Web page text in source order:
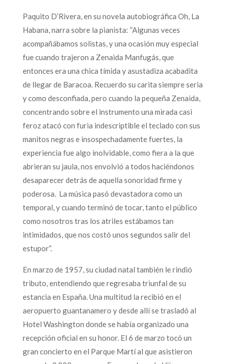
Paquito D’Rivera, en su novela autobiográfica Oh, La
Habana, narra sobre la pianista: “Algunas veces
acompañábamos solistas, y una ocasión muy especial
fue cuando trajeron a Zenaida Manfugás, que
entonces era una chica tímida y asustadiza acabadita
de llegar de Baracoa. Recuerdo su carita siempre seria
y como desconfiada, pero cuando la pequeña Zenaida,
concentrando sobre el instrumento una mirada casi
feroz atacó con furia indescriptible el teclado con sus
manitos negras e insospechadamente fuertes, la
experiencia fue algo inolvidable, como fiera a la que
abrieran su jaula, nos envolvió a todos haciéndonos
desaparecer detrás de aquella sonoridad firme y
poderosa. La música pasó devastadora como un
temporal, y cuando terminó de tocar, tanto el público
como nosotros tras los atriles estábamos tan
intimidados, que nos costó unos segundos salir del
estupor”.
En marzo de 1957, su ciudad natal también le rindió
tributo, entendiendo que regresaba triunfal de su
estancia en España. Una multitud la recibió en el
aeropuerto guantanamero y desde allí se trasladó al
Hotel Washington donde se había organizado una
recepción oficial en su honor. El 6 de marzo tocó un
gran concierto en el Parque Martí al que asistieron